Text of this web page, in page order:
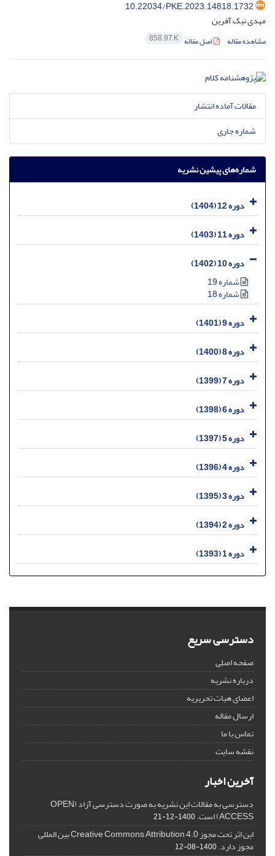
10.22034/PKE.2023.14818.1732
مهدی نیک آفرین
مشاهده مقاله اصل مقاله 858.97 K
مقالات آماده انتشار
شماره جاری
شماره‌های پیشین نشریه
دوره 12 (1404)
دوره 11 (1403)
دوره 10 (1402)
شماره 19
شماره 18
دوره 9 (1401)
دوره 8 (1400)
دوره 7 (1399)
دوره 6 (1398)
دوره 5 (1397)
دوره 4 (1396)
دوره 3 (1395)
دوره 2 (1394)
دوره 1 (1393)
دسترسی سریع
صفحه اصلی
درباره نشریه
اعضای هیات تحریریه
ارسال مقاله
تماس با ما
نقشه سایت
آخرین اخبار
دسترسی به مقالات این نشریه به صورت دسترسی آزاد (OPEN
ACCESS) است. 1400-12-21
این اثر تحت مجوز Creative Commons Attribution 4.0 بین المللی
مجوز دارد.1400-08-12